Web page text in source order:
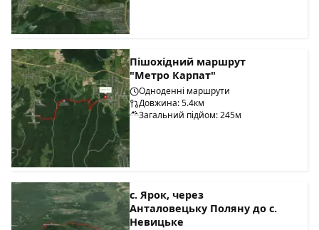
Пішохідний маршрут
"Метро Карпат"
Одноденні маршрути
Довжина: 5.4км
Загальний підйом: 245м
с. Ярок, через
Анталовецьку Поляну до с.
Невицьке